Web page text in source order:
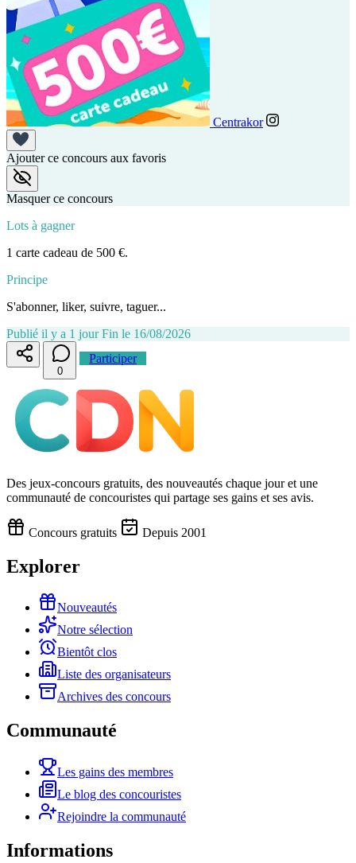
Centrakor
Ajouter ce concours aux favoris
Masquer ce concours
Lots à gagner
1 carte cadeau de 500 €.
Principe
S'abonner, liker, suivre, taguer...
Publié il y a 1 jour Fin le 16/08/2026
0
Participer
Des jeux-concours gratuits, des nouveautés chaque jour et une
communauté de concouristes qui partage ses gains et ses avis.
Concours gratuits Depuis 2001
Explorer
Nouveautés
Notre sélection
Bientôt clos
Liste des organisateurs
Archives des concours
Communauté
Les gains des membres
Le blog des concouristes
Rejoindre la communauté
Informations